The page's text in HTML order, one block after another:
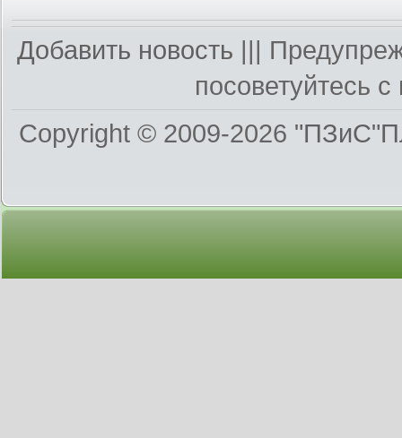
Добавить новость |||
посоветуйтесь
Copyright © 2009-2026